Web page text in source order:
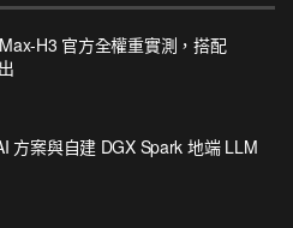
H3 官方全權重實測，搭配
方案與自建 DGX Spark 地端 LLM